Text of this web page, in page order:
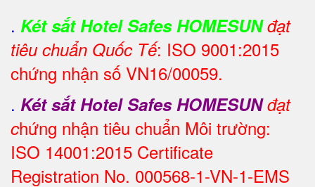
. Két sắt Hotel Safes HOMESUNđạt
tiêu chuẩn Quốc Tế: ISO 9001:2015
chứng nhận số VN16/00059.
. Két sắt Hotel Safes HOMESUNđạt
chứng nhận tiêu chuẩn Môi trường:
ISO 14001:2015 Certificate
Registration No. 000568-1-VN-1-EMS